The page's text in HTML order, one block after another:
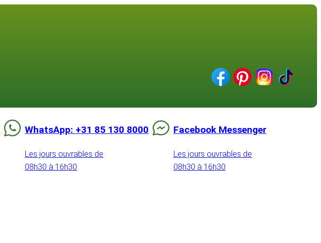
WhatsApp: +31 85 130 8000
Les jours ouvrables de
08h30 à 16h30
Facebook Messenger
Les jours ouvrables de
08h30 à 16h30